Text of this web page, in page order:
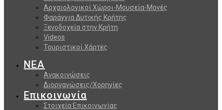
Αρχαιολογικοί Χώροι-Μουσεία-Μονές
Φαράγγια Δυτικής Κρήτης
Ξενοδοχεία στην Κρήτη
Videos
Τουριστικοί Χάρτες
ΝΕΑ
Ανακοινώσεις
Διοργανώσεις/Χορηγίες
Επικοινωνία
Στοιχεία Επικοινωνίας